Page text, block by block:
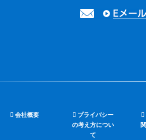
会社概要
プライバシー
の考え方につい
て